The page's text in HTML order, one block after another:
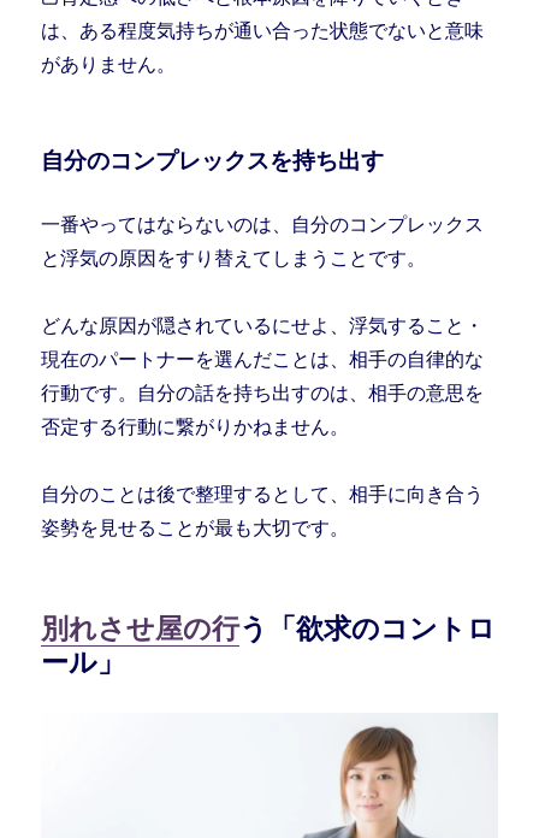
は、ある程度気持ちが通い合った状態でないと意味
がありません。
自分のコンプレックスを持ち出す
一番やってはならないのは、自分のコンプレックス
と浮気の原因をすり替えてしまうことです。
どんな原因が隠されているにせよ、浮気すること・
現在のパートナーを選んだことは、相手の自律的な
行動です。自分の話を持ち出すのは、相手の意思を
否定する行動に繋がりかねません。
自分のことは後で整理するとして、相手に向き合う
姿勢を見せることが最も大切です。
別れさせ屋の行う「欲求のコントロ
ール」